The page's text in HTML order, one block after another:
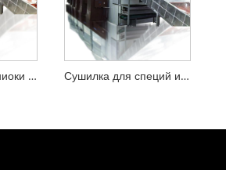
Сушилка для маниоки Mesh Ленточная сушилка Сушилка для специй и приправ